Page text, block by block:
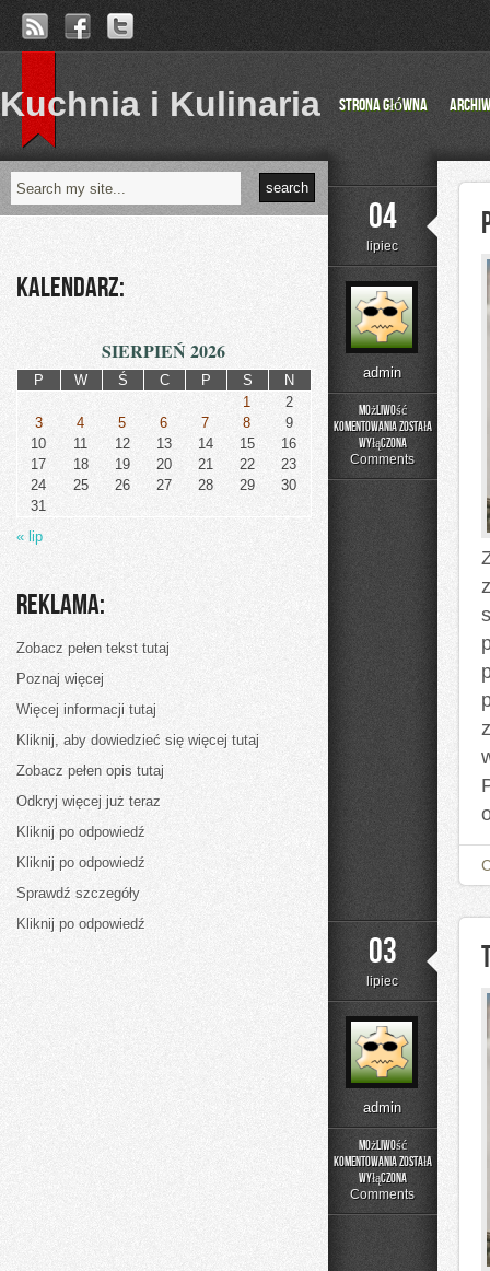
Kuchnia i Kulinaria Strona główna
04
lipiec
admin
Możliwość
komentowania
Przestępczośc
zorganizowana
została
wyłączona
Comments
03
lipiec
admin
Możliwość
komentowania
Trening
domu
została
wyłączona
Comments
Kalendarz:
SIERPIEŃ 2026
P W Ś C P S
N
1
2
3
4 5 6 7 8
9
10
11 12 13 14 15
16
17
18 19 20 21 22
23
24
25 26 27 28 29
30
31
« lip
Reklama:
Zobacz pełen tekst tutaj
Poznaj więcej
Więcej informacji tutaj
Kliknij, aby dowiedzieć się więcej tutaj
Zobacz pełen opis tutaj
Odkryj więcej już teraz
Kliknij po odpowiedź
Kliknij po odpowiedź
Sprawdź szczegóły
Kliknij po odpowiedź